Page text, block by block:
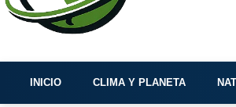
INICIO CLIMA Y PLANETA